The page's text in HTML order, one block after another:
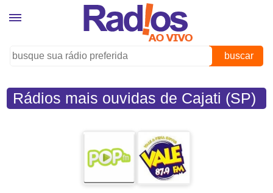
buscar
Rádios mais ouvidas de Cajati (SP)